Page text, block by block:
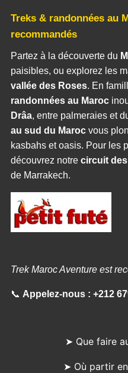
Treks & randonnées au
recommandés
Partez à la découverte du
paisibles, ou explorez les
vallée des Roses. En
randonnées au Maroc
Drâa, entre palmeraies et
au sud du Marocvous
kasbahs et oasis. Pour les
découvrez notre circuit
de Marrakech.
Trek Maroc Aventure est
📞 Appelez-nous : +212
➤ Que faire
➤ Où partir